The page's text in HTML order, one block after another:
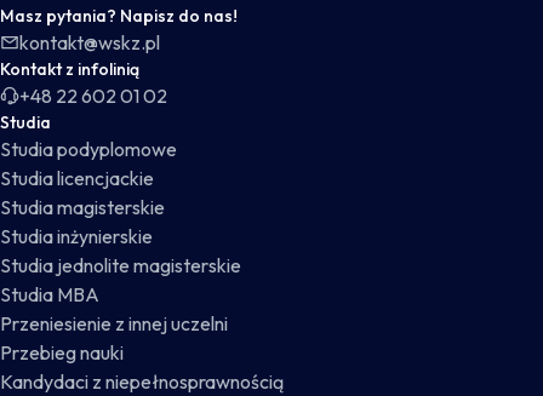
Masz pytania? Napisz do nas!
kontakt@wskz.pl
Kontakt z infolinią
+48 22 602 01 02
Studia
Studia podyplomowe
Studia licencjackie
Studia magisterskie
Studia inżynierskie
Studia jednolite magisterskie
Studia MBA
Przeniesienie z innej uczelni
Przebieg nauki
Kandydaci z niepełnosprawnością